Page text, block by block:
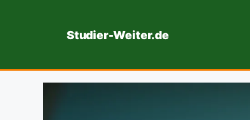
Studier-Weiter.de